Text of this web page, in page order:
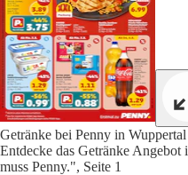
Getränke bei Penny in Wuppertal
Entdecke das Getränke
muss Penny.", Seite 1